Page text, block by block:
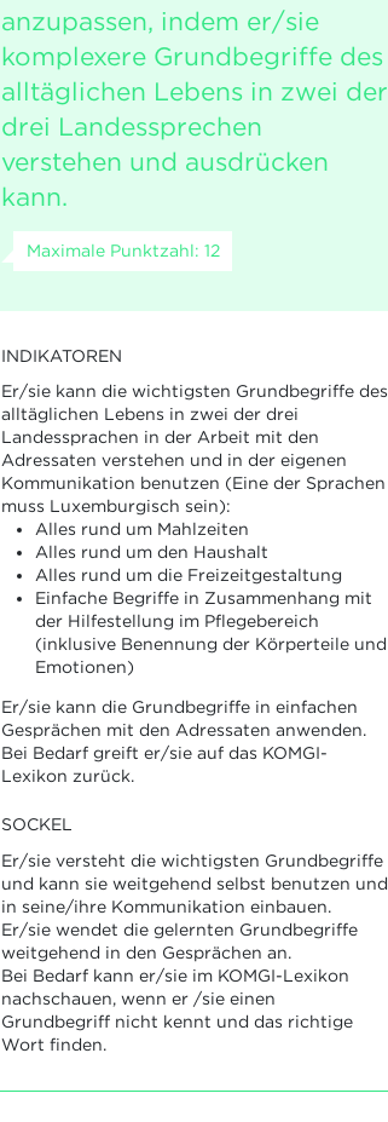
anzupassen, indem er/sie
komplexere Grundbegriffe des
alltäglichen Lebens in zwei der
drei Landessprechen
verstehen und ausdrücken
kann.
Maximale Punktzahl: 12
INDIKATOREN
Er/sie kann die wichtigsten Grundbegriffe des
alltäglichen Lebens in zwei der drei
Landessprachen in der Arbeit mit den
Adressaten verstehen und in der eigenen
Kommunikation benutzen (Eine der Sprachen
muss Luxemburgisch sein):
Alles rund um Mahlzeiten
Alles rund um den Haushalt
Alles rund um die Freizeitgestaltung
Einfache Begriffe in Zusammenhang mit
der Hilfestellung im Pflegebereich
(inklusive Benennung der Körperteile und
Emotionen)
Er/sie kann die Grundbegriffe in einfachen
Gesprächen mit den Adressaten anwenden.
Bei Bedarf greift er/sie auf das KOMGI-
Lexikon zurück.
SOCKEL
Er/sie versteht die wichtigsten Grundbegriffe
und kann sie weitgehend selbst benutzen und
in seine/ihre Kommunikation einbauen.
Er/sie wendet die gelernten Grundbegriffe
weitgehend in den Gesprächen an.
Bei Bedarf kann er/sie im KOMGI-Lexikon
nachschauen, wenn er /sie einen
Grundbegriff nicht kennt und das richtige
Wort finden.